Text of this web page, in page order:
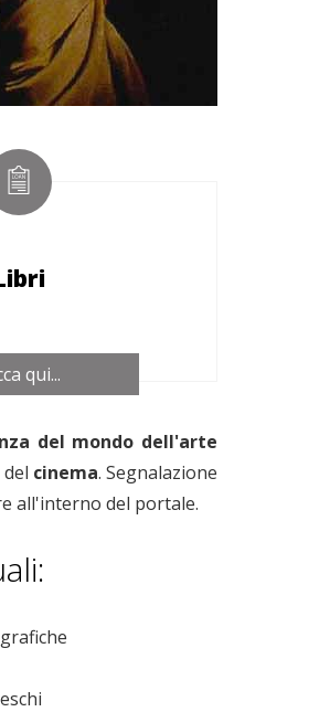
qui...
del mondo dell'arte
del cinema. Segnalazione
all'interno del portale.